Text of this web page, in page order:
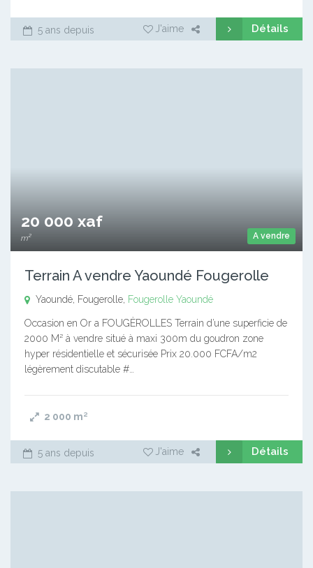
5 ans depuis J'aime Détails
A vendre
20 000 xaf
m²
Terrain A vendre Yaoundé Fougerolle
Yaoundé, Fougerolle, Fougerolle Yaoundé
Occasion en Or a FOUGÈROLLES Terrain d’une superficie de
2000 M² à vendre situé à maxi 300m du goudron zone
hyper résidentielle et sécurisée Prix 20.000 FCFA/m2
légèrement discutable #…
2 000 m²
5 ans depuis J'aime Détails